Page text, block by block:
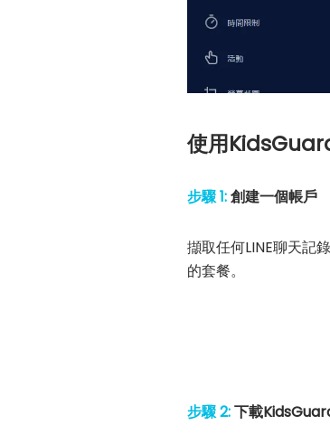
使用
步驟 1:創建一個帳戶
擷取任何LINE聊天記
的套餐。
步驟 2:下載